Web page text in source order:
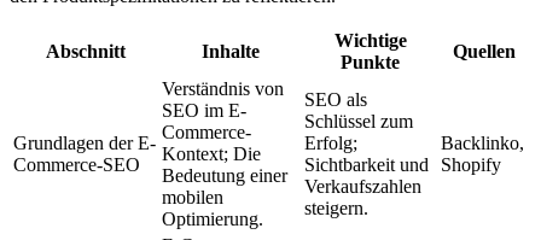
Abschnitt Inhalte
Wichtige
Punkte
Quellen
Grundlagen der E-
Commerce-SEO
Verständnis von
SEO im E-
Commerce-
Kontext; Die
Bedeutung einer
mobilen
Optimierung.
SEO als
Schlüssel zum
Erfolg;
Sichtbarkeit und
Verkaufszahlen
steigern.
Backlinko​​,
Shopify​ ​